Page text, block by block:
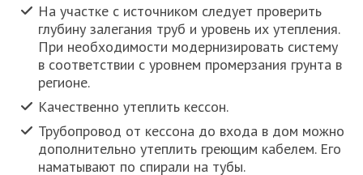
На участке с источником следует проверить
глубину залегания труб и уровень их утепления.
При необходимости модернизировать систему
в соответствии с уровнем промерзания грунта в
регионе.
Качественно утеплить кессон.
Трубопровод от кессона до входа в дом можно
дополнительно утеплить греющим кабелем. Его
наматывают по спирали на тубы.